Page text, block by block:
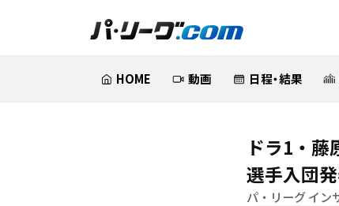
HOME 動画 日程・結果
ドラ1・
選手入団
パ・リーグ イン